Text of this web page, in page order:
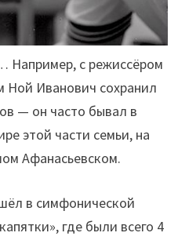
Например, с режиссёром
Ной Иванович сохранил
— он часто бывал в
этой части семьи, на
Афанасьевском.
в симфонической
где были всего 4